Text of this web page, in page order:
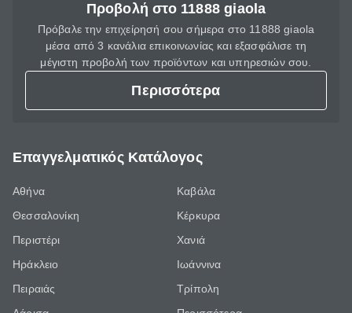
Προβολή στο 11888 giaola
Πρόβαλε την επιχείρησή σου σήμερα στο 11888 giaola
μέσα από 3 κανάλια επικοινωνίας και εξασφάλισε τη
μέγιστη προβολή των προϊόντων και υπηρεσιών σου.
Περισσότερα
Επαγγελματικός Κατάλογος
Αθήνα
Θεσσαλονίκη
Περιστέρι
Ηράκλειο
Πειραιάς
Καβάλα
Κέρκυρα
Χανιά
Ιωάννινα
Τρίπολη